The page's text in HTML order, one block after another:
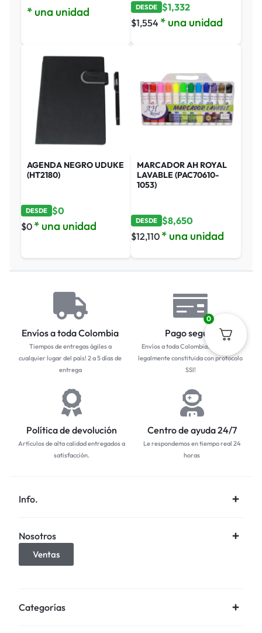
* una unidad DESDE $1,332
$1,554 * una unidad
AGENDA NEGRO UDUKE
(HT2180)
DESDE $0
$0 * una unidad
MARCADOR AH ROYAL
LAVABLE (PAC70610-
1053)
DESDE $8,650
$12,110 * una unidad
Envíos a toda Colombia
Tiempos de entregas ágiles a
cualquier lugar del país! 2 a 5 días de
entrega
Pago seguro
Envíos a toda Colombia... Empresa
legalmente constituida con protocolo
SSl!
Política de devolución
Artículos de alta calidad entregados a
satisfacción.
Centro de ayuda 24/7
Le respondemos en tiempo real 24
horas
Info.
Nosotros
Ventas
Categorías
0